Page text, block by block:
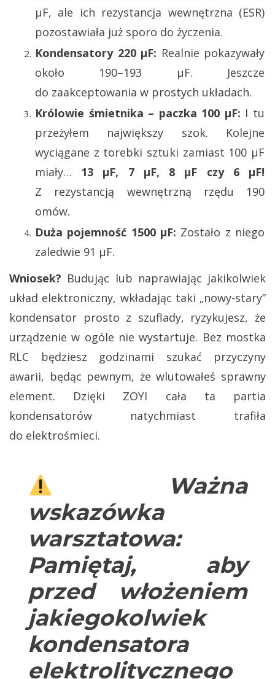
µF, ale ich rezystancja wewnętrzna (ESR)
pozostawiała już sporo do życzenia.
Kondensatory 220 µF: Realnie pokazywały
około 190–193 µF. Jeszcze
do zaakceptowania w prostych układach.
Królowie śmietnika – paczka 100 µF: I tu
przeżyłem największy szok. Kolejne
wyciągane z torebki sztuki zamiast 100 µF
miały… 13 µF, 7 µF, 8 µF czy 6 µF!
Z rezystancją wewnętrzną rzędu 190
omów.
Duża pojemność 1500 µF: Zostało z niego
zaledwie 91 µF.
Wniosek? Budując lub naprawiając jakikolwiek
układ elektroniczny, wkładając taki „nowy-stary”
kondensator prosto z szuflady, ryzykujesz, że
urządzenie w ogóle nie wystartuje. Bez mostka
RLC będziesz godzinami szukać przyczyny
awarii, będąc pewnym, że wlutowałeś sprawny
element. Dzięki ZOYI cała ta partia
kondensatorów natychmiast trafiła
do elektrośmieci.
Ważna
wskazówka
warsztatowa:
Pamiętaj, aby
przed włożeniem
jakiegokolwiek
kondensatora
elektrolitycznego